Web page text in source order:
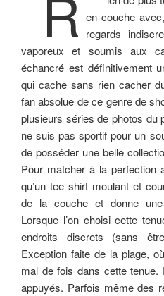
en couche
regards
vaporeux et soumis aux
échancré est définitivement
qui cache sans rien cacher
fan absolue de ce genre de
plusieurs séries de photos du
ne suis pas sportif pour un
de posséder une belle
Pour matcher à la perfection
qu’un tee shirt moulant et
de la couche et donne
Lorsque l’on choisi cette
endroits discrets (sans
Exception faite de la plage,
mal de fois dans cette tenue.
appuyés. Parfois même des